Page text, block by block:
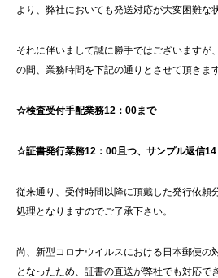
より、弊社においても発送対応が大変困難な
それに伴いまして誠に勝手ではございますが、
の間、業務時間を下記の通りとさせて頂きます
☆検査受付手配業務12：00まで
☆証書発行業務12：00且つ、サンプル返信
従来通り、受付時間以降に頂戴した発行依頼
処理となりますのでご了承下さい。
尚、新型コロナウイルスにおける日本郵便の
となったため、証書の直送が弊社でも対応で